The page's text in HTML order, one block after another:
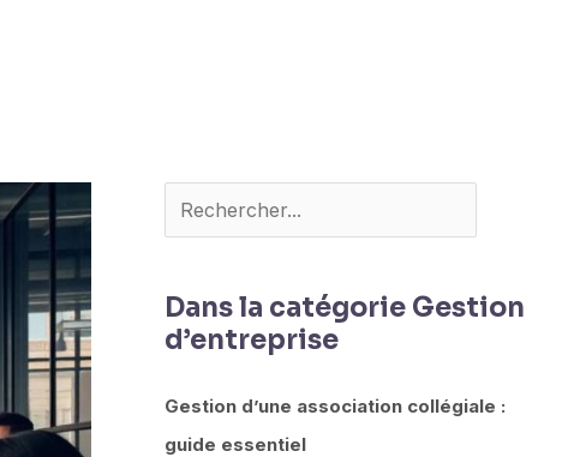
Dans la catégorie Gestion
d’entreprise
Gestion d’une association collégiale :
guide essentiel